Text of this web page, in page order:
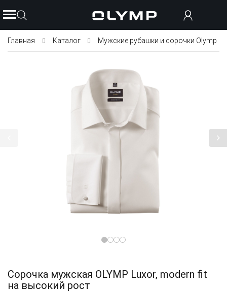
Главная Каталог Мужские рубашки и сорочки Olymp
Сорочка мужская OLYMP Luxor, modern fit
на высокий рост